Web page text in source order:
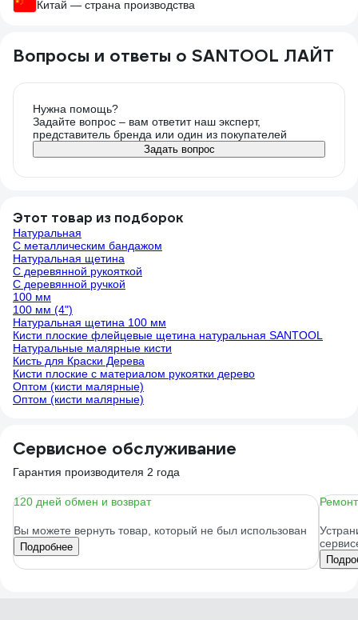
Китай — страна производства
Вопросы и ответы о SANTOOL ЛАЙТ
Нужна помощь?
Задайте вопрос – вам ответит наш эксперт,
представитель бренда или один из покупателей
Задать вопрос
Этот товар из подборок
Натуральная
С металлическим бандажом
Натуральная щетина
С деревянной рукояткой
С деревянной ручкой
100 мм
100 мм (4")
Натуральная щетина 100 мм
Кисти плоские флейцевые щетина натуральная SANTOOL
Натуральные малярные кисти
Кисть для Краски Дерева
Кисти плоские с материалом рукоятки дерево
Оптом (кисти малярные)
Оптом (кисти малярные)
Сервисное обслуживание
Гарантия производителя 2 года
120 дней обмен и возврат
Вы можете вернуть товар, который не был использован
Подробнее